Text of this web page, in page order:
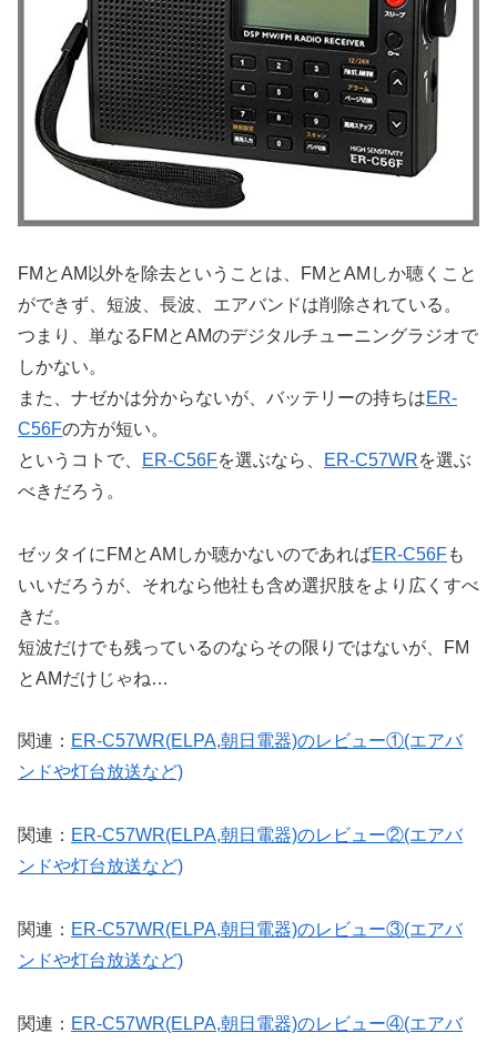
FMとAM以外を除去ということは、FMとAMしか聴くこと
ができず、短波、長波、エアバンドは削除されている。
つまり、単なるFMとAMのデジタルチューニングラジオで
しかない。
また、ナゼかは分からないが、バッテリーの持ちはER-
C56Fの方が短い。
というコトで、
ER-C56Fを選ぶなら、 ER-C57WRを選ぶ
べきだろう。
ゼッタイにFMとAMしか聴かないのであればER-C56Fも
いいだろうが、それなら他社も含め選択肢をより広くすべ
きだ。
短波だけでも残っているのならその限りではないが、FM
とAMだけじゃね…
関連： ER-C57WR(ELPA,朝日電器)のレビュー①(エアバ
ンドや灯台放送など)
関連： ER-C57WR(ELPA,朝日電器)のレビュー②(エアバ
ンドや灯台放送など)
関連： ER-C57WR(ELPA,朝日電器)のレビュー③(エアバ
ンドや灯台放送など)
関連： ER-C57WR(ELPA,朝日電器)のレビュー④(エアバ